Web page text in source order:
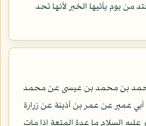
من يوم يأتيها الخبر لأنها تحد
أحمد بن محمد بن عيسى عن محمد
عمير عن عمر بن أذينة عن زرارة
السلام ما عدة المتعة إذا مات